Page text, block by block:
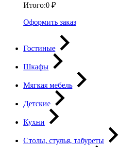
Итого:0 ₽
Оформить заказ
Гостиные
Шкафы
Мягкая мебель
Детские
Кухни
Столы, стулья, табуреты